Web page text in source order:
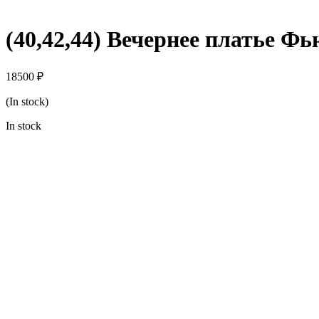
(40,42,44) Вечернее платье
18500 ₽
(In stock)
In stock